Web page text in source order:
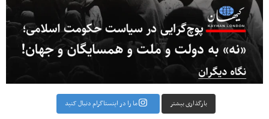
بارگذاری بیشتر ما را در اینستاگرام دنبال کنید